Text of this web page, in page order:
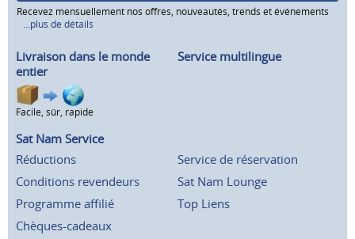
Recevez mensuellement nos offres, nouveautés, trends et événements
...plus de détails
Livraison dans le monde
entier
Facile, sûr, rapide
Service multilingue
Sat Nam Service
Réductions
Conditions revendeurs
Programme affilié
Chèques-cadeaux
Service de réservation
Sat Nam Lounge
Top Liens